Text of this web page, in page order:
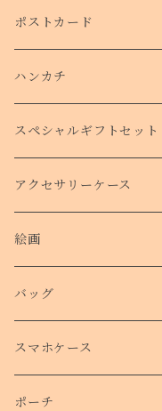
ポストカード
ハンカチ
タオルハンカチ
スペシャルギフトセット
クリスマスコフレ
アクセサリーケース
絵画
バッグ
トートバッグ
スマホケース
側面プリントハードケース
ポーチ